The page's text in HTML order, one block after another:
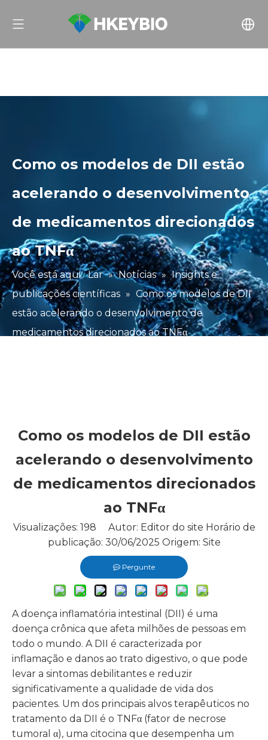
Como os modelos de DII estão
acelerando o desenvolvimento
de medicamentos direcionados
ao TNFα
Você está aqui: Lar » Notícias » Insights e
publicações científicas » Como os modelos de DII
estão acelerando o desenvolvimento de
medicamentos direcionados ao TNFα
Como os modelos de DII estão
acelerando o desenvolvimento
de medicamentos direcionados
ao TNFα
Visualizações: 198 Autor: Editor do site Horário de
publicação: 30/06/2025 Origem: Site
Pergunte
A doença inflamatória intestinal (DII) é uma
doença crônica que afeta milhões de pessoas em
todo o mundo. A DII é caracterizada por
inflamação e danos ao trato digestivo, o que pode
levar a sintomas debilitantes e reduzir
significativamente a qualidade de vida dos
pacientes. Um dos principais alvos terapêuticos no
tratamento da DII é o TNFα (fator de necrose
tumoral α), uma citocina que desempenha um